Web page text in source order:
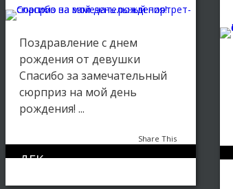
Поздравление с днем
рождения от девушки
Спасибо за замечательный
сюрприз на мой день
рождения! ...
Share This
ДЕК